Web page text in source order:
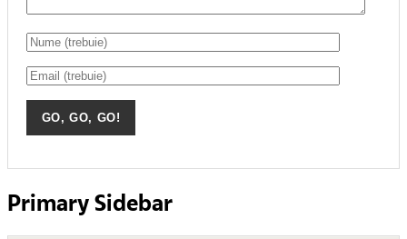
Primary Sidebar